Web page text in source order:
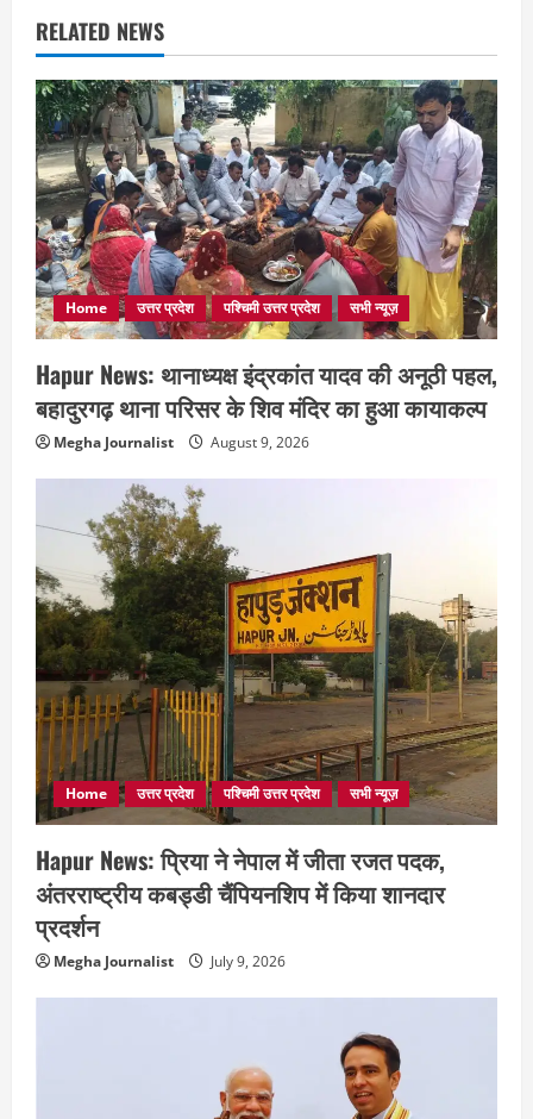
RELATED NEWS
Home उत्तर प्रदेश पश्चिमी उत्तर प्रदेश सभी न्यूज़
Hapur News: थानाध्यक्ष इंद्रकांत यादव की अनूठी पहल,
बहादुरगढ़ थाना परिसर के शिव मंदिर का हुआ कायाकल्प
Megha Journalist August 9, 2026
Home उत्तर प्रदेश पश्चिमी उत्तर प्रदेश सभी न्यूज़
Hapur News: प्रिया ने नेपाल में जीता रजत पदक,
अंतरराष्ट्रीय कबड्डी चैंपियनशिप में किया शानदार
प्रदर्शन
Megha Journalist July 9, 2026